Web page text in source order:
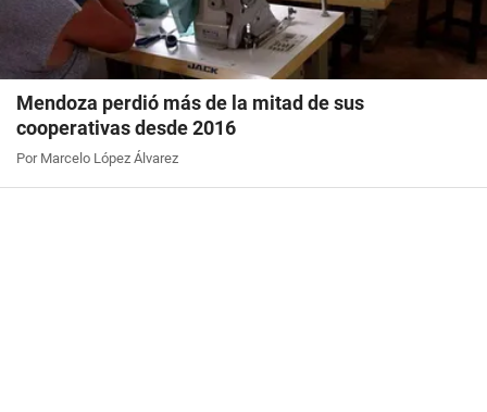
Mendoza perdió más de la mitad de sus
cooperativas desde 2016
Por Marcelo López Álvarez